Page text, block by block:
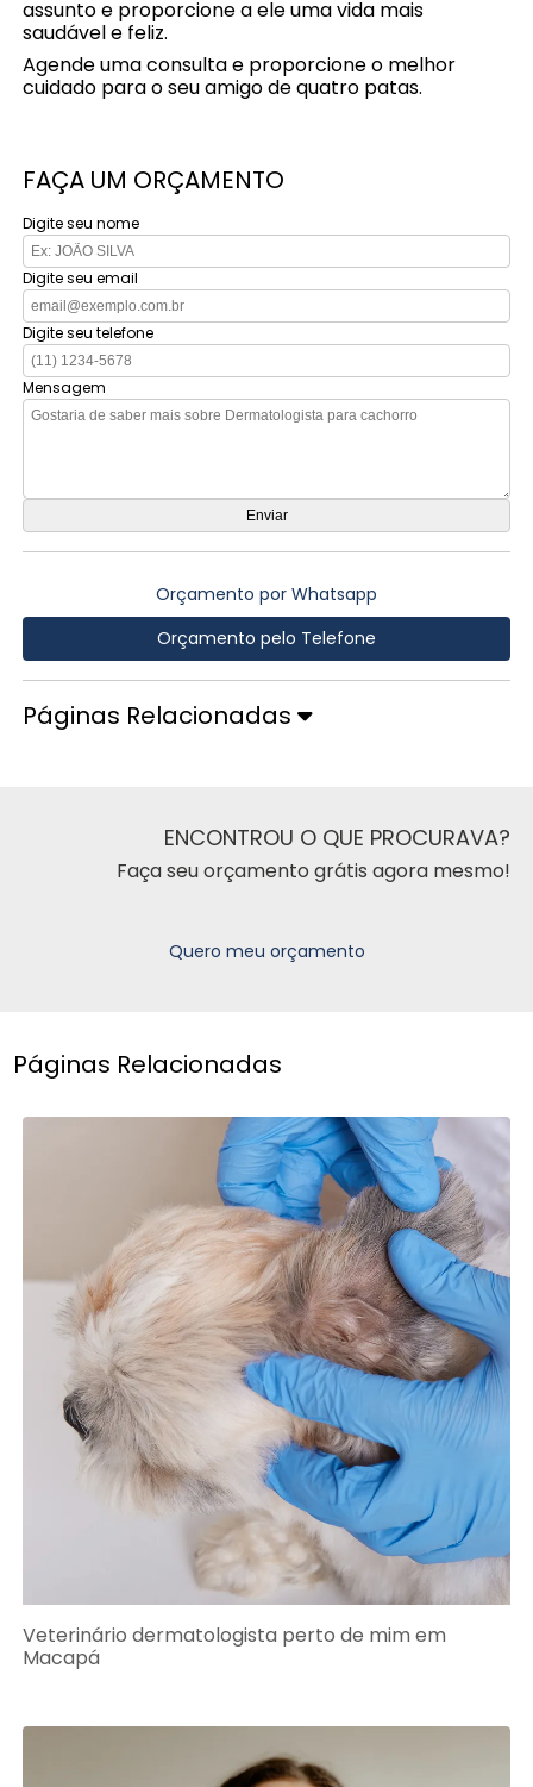
assunto e proporcione a ele uma vida mais
saudável e feliz.
Agende uma consulta e proporcione o melhor
cuidado para o seu amigo de quatro patas.
FAÇA UM ORÇAMENTO
Digite seu nome
Digite seu email
Digite seu telefone
Mensagem
Orçamento por Whatsapp
Orçamento pelo Telefone
Páginas Relacionadas
ENCONTROU O QUE PROCURAVA?
Faça seu orçamento grátis agora mesmo!
Quero meu orçamento
Páginas Relacionadas
Veterinário dermatologista perto de mim em
Macapá